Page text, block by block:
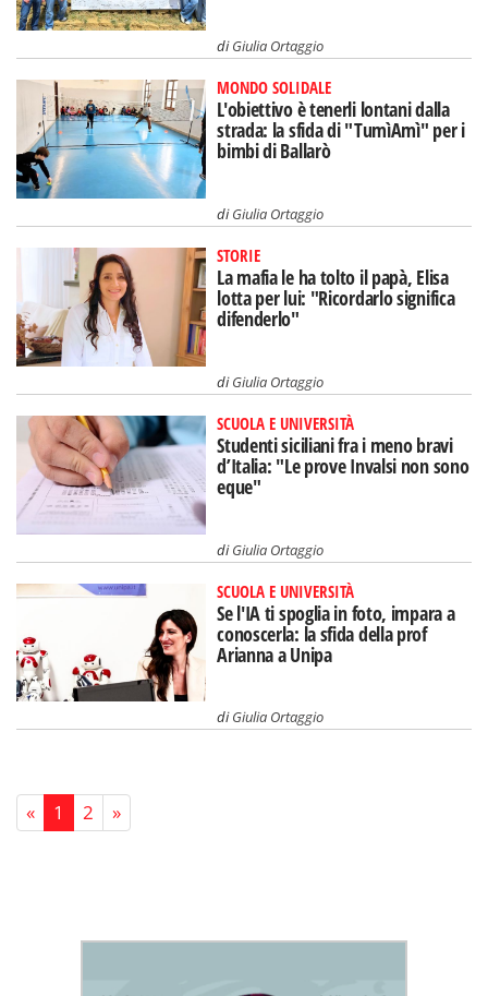
diGiulia Ortaggio
MONDO SOLIDALE
L'obiettivo è tenerli lontani dalla
strada: la sfida di "TumìAmì" per i
bimbi di Ballarò
diGiulia Ortaggio
STORIE
La mafia le ha tolto il papà, Elisa
lotta per lui: "Ricordarlo significa
difenderlo"
diGiulia Ortaggio
SCUOLA E UNIVERSITÀ
Studenti siciliani fra i meno bravi
d’Italia: "Le prove Invalsi non sono
eque"
diGiulia Ortaggio
SCUOLA E UNIVERSITÀ
Se l'IA ti spoglia in foto, impara a
conoscerla: la sfida della prof
Arianna a Unipa
diGiulia Ortaggio
« 1 2 »